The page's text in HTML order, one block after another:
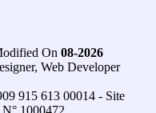
On 08-2026
Web Developer
915 613 00014 - Site